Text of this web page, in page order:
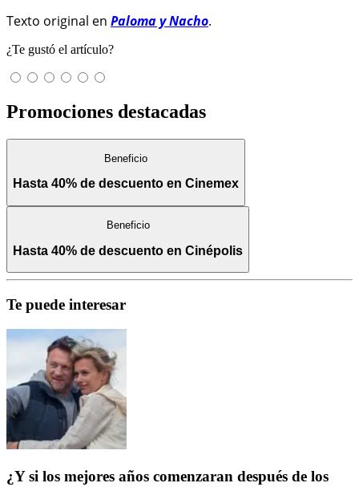
Texto original en Paloma y Nacho.
¿Te gustó el artículo?
Promociones destacadas
Beneficio
Hasta 40% de descuento en Cinemex
Beneficio
Hasta 40% de descuento en Cinépolis
Te puede interesar
¿Y si los mejores años comenzaran después de los